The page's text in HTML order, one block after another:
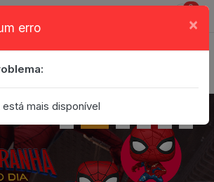
0
erro ×
mais disponível